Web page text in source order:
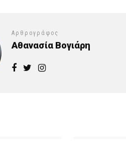
Αρθρογράφος
Αθανασία Βογιάρη